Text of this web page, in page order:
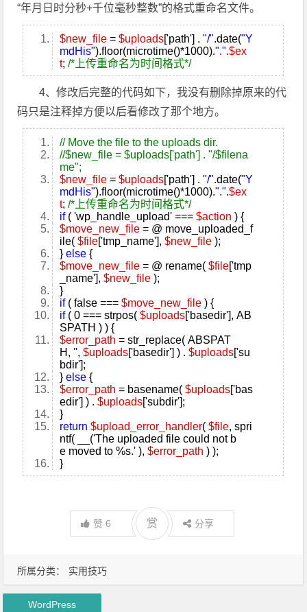
“年月日时分秒+千位毫秒整数”的格式重命名文件。
$new_file =$uploads['path'] ."/".date("Y
mdHis").floor(microtime()*1000).".".$ex
t;/*上传重命名为时间格式*/
4、修改后完整的代码如下，我没有删除掉原来的代
码只是注释掉方便以后看修改了那个地方。
// Move the file to the uploads dir.
//$new_file = $uploads['path'] . "/$filena
me";
$new_file =$uploads['path'] ."/".date("Y
mdHis").floor(microtime()*1000).".".$ex
t;/*上传重命名为时间格式*/
if( 'wp_handle_upload' ===$action ) {
$move_new_file = @ move_uploaded_f
ile($file['tmp_name'],$new_file );
}else {
$move_new_file = @ rename($file['tmp
_name'],$new_file );
}
if( false ===$move_new_file ) {
if( 0 ===strpos($uploads['basedir'], AB
SPATH ) ) {
$error_path =str_replace( ABSPAT
H,'',$uploads['basedir'] ) .$uploads['su
bdir'];
}else {
$error_path = basename($uploads['bas
edir'] ) .$uploads['subdir'];
}
return $upload_error_handler($file, spri
ntf( __('The uploaded file could not b
e moved to %s.' ),$error_path ) );
}
赞6 赏 分享
所属分类： 实用技巧
WordPress